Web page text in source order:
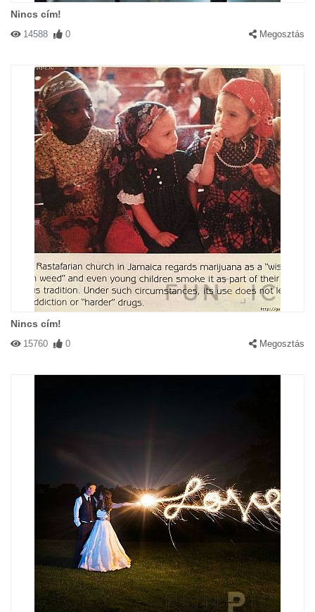
Nincs cím!
14588 0 Megosztás
Nincs cím!
15760 0 Megosztás